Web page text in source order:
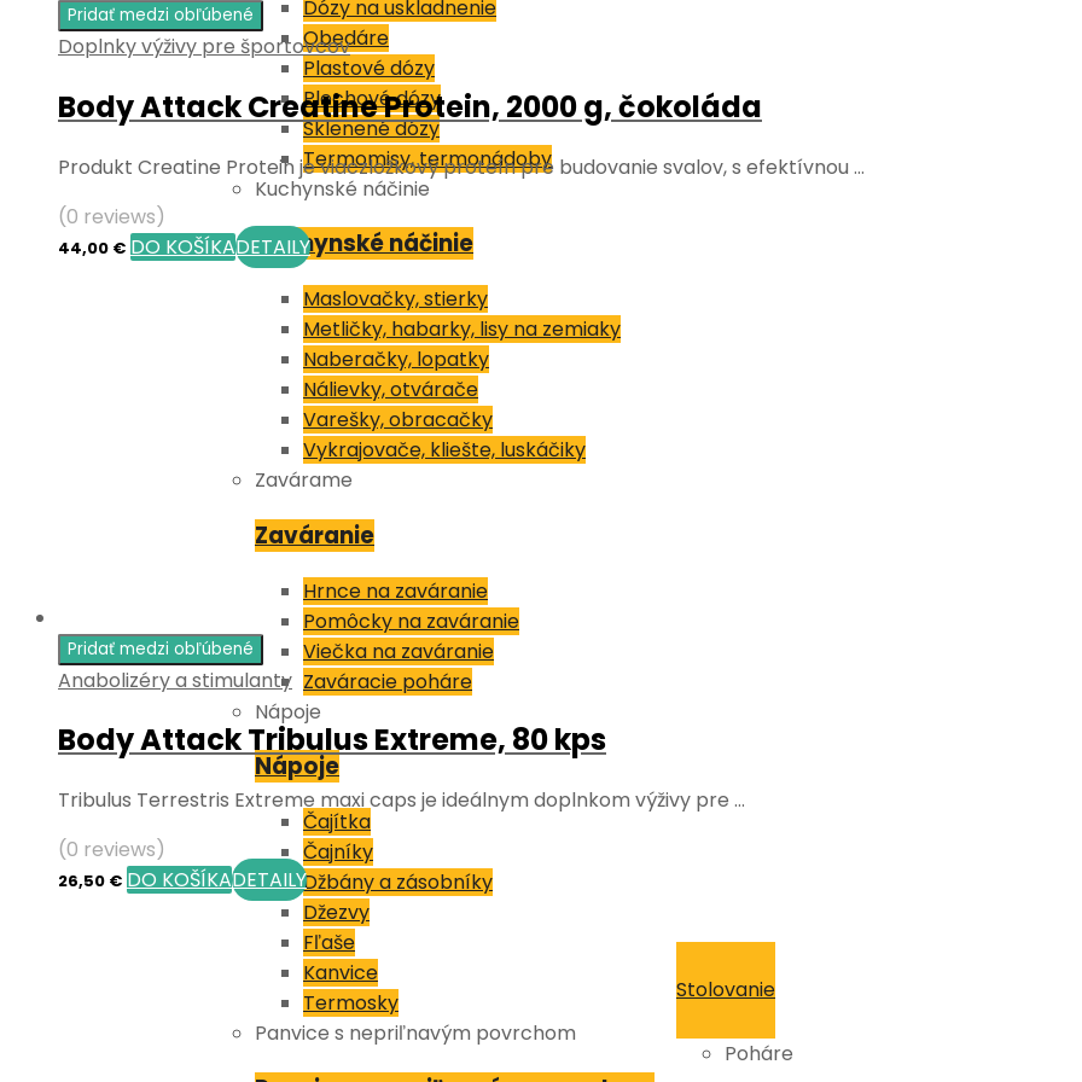
Dózy na uskladnenie
Obedáre
Plastové dózy
Plechové dózy
Sklenené dózy
Termomisy, termonádoby
Kuchynské náčinie
Kuchynské náčinie
Maslovačky, stierky
Metličky, habarky, lisy na zemiaky
Naberačky, lopatky
Nálievky, otvárače
Varešky, obracačky
Vykrajovače, kliešte, luskáčiky
Zavárame
Zaváranie
Hrnce na zaváranie
Pomôcky na zaváranie
Viečka na zaváranie
Zaváracie poháre
Nápoje
Nápoje
Čajítka
Čajníky
Džbány a zásobníky
Džezvy
Fľaše
Kanvice
Termosky
Panvice s nepriľnavým povrchom
Stolovanie
Poháre
Pridať medzi obľúbené
Doplnky výživy pre športovcov
Body Attack Creatine Protein, 2000 g, čokoláda
Produkt Creatine Protein je viaczložkový proteín pre budovanie svalov, s efektívnou …
(0 reviews)
44,00 € DO KOŠÍKADETAILY
Pridať medzi obľúbené
Anabolizéry a stimulanty
Body Attack Tribulus Extreme, 80 kps
Tribulus Terrestris Extreme maxi caps je ideálnym doplnkom výživy pre …
(0 reviews)
26,50 € DO KOŠÍKADETAILY